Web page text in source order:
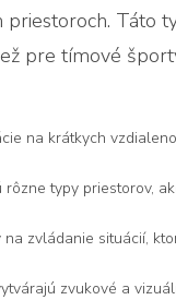
Táto
pre tímové
na krátkych
typy priestorov,
zvládanie situácií,
zvukové a